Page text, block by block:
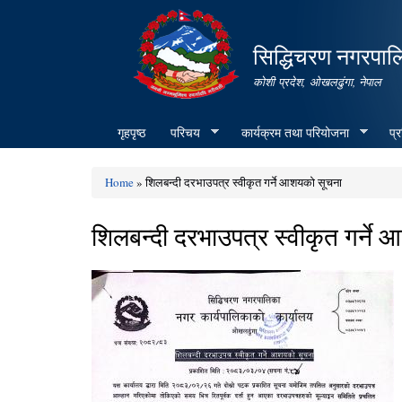
सिद्धिचरण
कोशी प्रदेश, ओखलढुंगा, नेपाल
गृहपृष्ठ परिचय कार्यक्रम तथा परियोजना
Home» शिलबन्दी दरभाउपत्र स्वीकृत गर्ने आशयको सूचना
शिलबन्दी दरभाउपत्र स्वीकृत गर्ने